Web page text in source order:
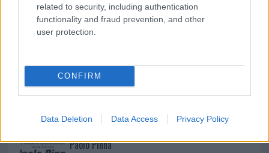
related to security, including authentication
functionality and fraud prevention, and other
user protection.
CONFIRM
Data Deletion Data Access Privacy Policy
Mario Malu
Paolo Pinna